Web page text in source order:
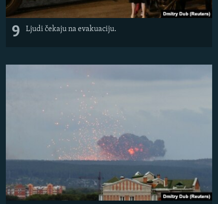
9 Ljudi čekaju na evakuaciju.